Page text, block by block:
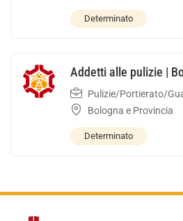
Determinato
Addetti alle pulizie |
Pulizie/Portierato/
Bologna e Provincia
Determinato